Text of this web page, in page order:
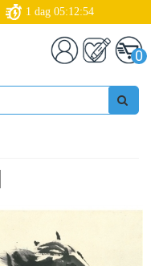
1 dag 05:12:54
0